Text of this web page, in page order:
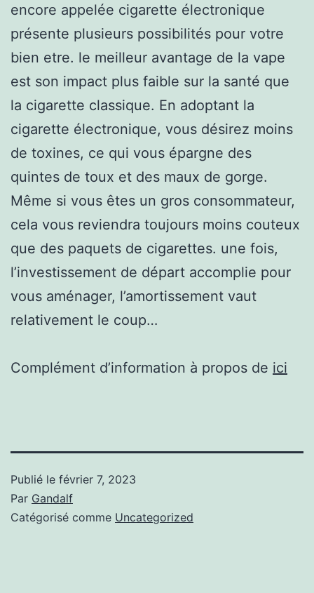
encore appelée cigarette électronique
présente plusieurs possibilités pour votre
bien etre. le meilleur avantage de la vape
est son impact plus faible sur la santé que
la cigarette classique. En adoptant la
cigarette électronique, vous désirez moins
de toxines, ce qui vous épargne des
quintes de toux et des maux de gorge.
Même si vous êtes un gros consommateur,
cela vous reviendra toujours moins couteux
que des paquets de cigarettes. une fois,
l’investissement de départ accomplie pour
vous aménager, l’amortissement vaut
relativement le coup…
Complément d’information à propos de ici
Publié le février 7, 2023
Par Gandalf
Catégorisé comme Uncategorized